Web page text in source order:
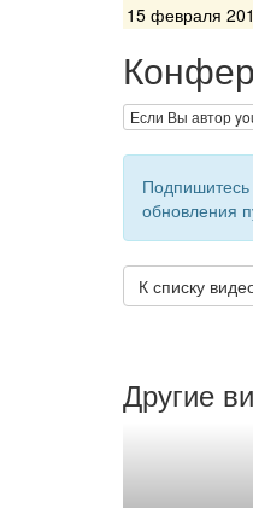
15 февраля
Если Вы автор
Подпишитесь
обновления
К списку
Другие